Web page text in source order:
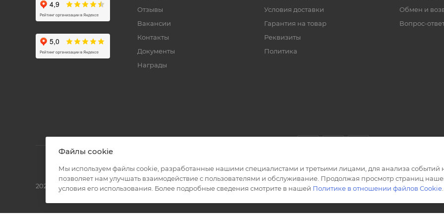
Отзывы
Вакансии
Контакты
Документы
Награды
Условия доставки
Гарантия на товар
Реквизиты
Политика
Обмен и
Вопрос-
2026 © Полиграф кит - интернет-магазин
Файлы cookie
Мы используем файлы cookie, разработанные нашими специалистами и третьими лицами, для анализа событий
позволяет нам улучшать взаимодействие с пользователями и обслуживание. Продолжая просмотр страниц
условия его использования. Более подробные сведения смотрите в нашей Политике в отношении файлов Cookie